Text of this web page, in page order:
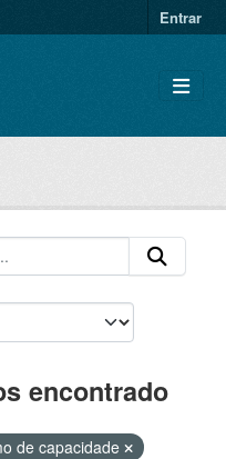
Entrar
encontrado
de capacidade